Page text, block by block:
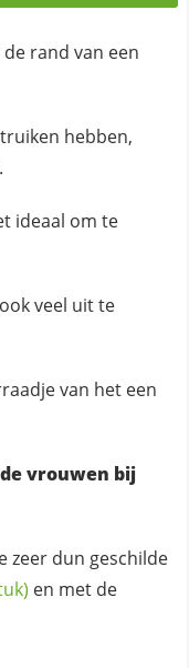
rand van een
hebben,
ideaal om te
veel uit te
van het een
vrouwen bij
zeer dun geschilde
en met de